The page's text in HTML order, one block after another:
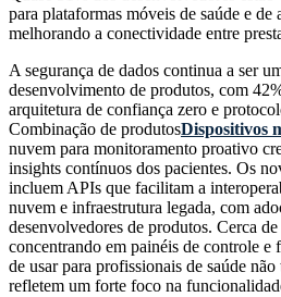
para plataformas móveis de saúde e
melhorando a conectividade entre
A segurança de dados continua a ser
desenvolvimento de produtos, com
arquitetura de confiança zero e
Combinação de produtosDispositivos
nuvem para monitoramento proativo
insights contínuos dos pacientes. Os
incluem APIs que facilitam a
nuvem e infraestrutura legada, com
desenvolvedores de produtos. Cerca de
concentrando em painéis de controle e
de usar para profissionais de saúde
refletem um forte foco na